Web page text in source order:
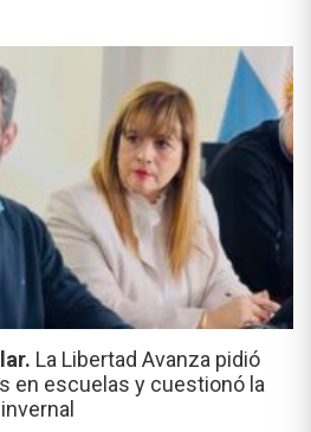
La Libertad Avanza pidió
en escuelas y cuestionó la